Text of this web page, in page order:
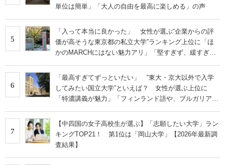
単位は簡単」「大人の自由を最高に楽しめる」の声
5
「入って本当に良かった」 女性が選ぶ“企業からの評
価が高そうな東京都の私立大学”ランキング上位に「ほ
かのMARCHにはない魅力アリ」「堅すぎず、緩すぎな
6
「最高すぎてずっといたい」 “東大・京大以外で入学
してみたい国立大学”といえば？ 女性が選ぶ上位に
「特濃講義が魅力」「フィンランド語や、ブルガリア語
7
【中四国の女子高校生が選ぶ】「志願したい大学」ラン
キングTOP21！ 第1位は「岡山大学」【2026年最新調
査結果】